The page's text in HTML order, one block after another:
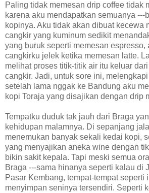
Paling tidak memesan drip coffee tidak
karena aku mendapatkan semuanya ---
kopinya. Aku tidak akan dibuat kecewa
cangkir yang kuminum sedikit
yang buruk seperti memesan espresso,
cangkirku jelek ketika memesan latte.
melihat proses titik-titik air itu keluar
cangkir. Jadi, untuk sore ini,
setelah lama nggak ke Bandung aku
kopi Toraja yang disajikan dengan drip
Tempatku duduk tak jauh dari Braga
kehidupan malamnya. Di sepanjang
menemukan banyak sekali kedai kopi,
yang menyajikan aneka wine dengan
bikin sakit kepala. Tapi meski semua
Braga ---sama hinanya seperti kalau di
Pasar Kembang, tempat-tempat seperti
menyimpan seninya tersendiri. Seperti